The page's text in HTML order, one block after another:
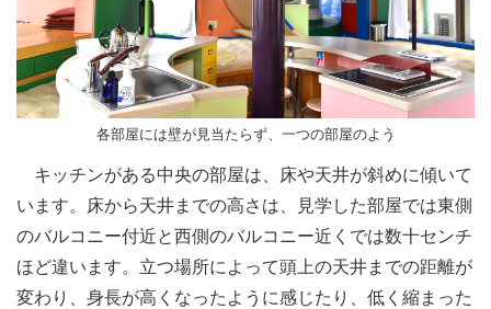
各部屋には壁が見当たらず、一つの部屋のよう
キッチンがある中央の部屋は、床や天井が斜めに傾いて
います。床から天井までの高さは、見学した部屋では東側
のバルコニー付近と西側のバルコニー近くでは数十センチ
ほど違います。立つ場所によって頭上の天井までの距離が
変わり、身長が高くなったように感じたり、低く縮まった